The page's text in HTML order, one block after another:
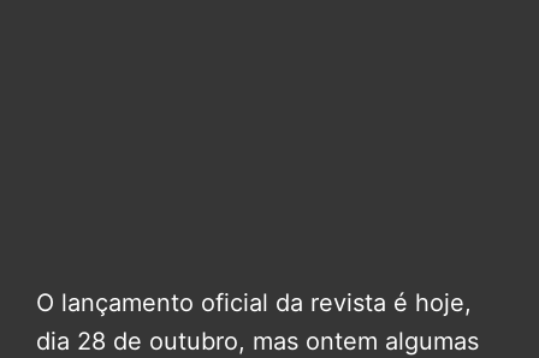
O lançamento oficial da revista é hoje,
dia 28 de outubro, mas ontem algumas